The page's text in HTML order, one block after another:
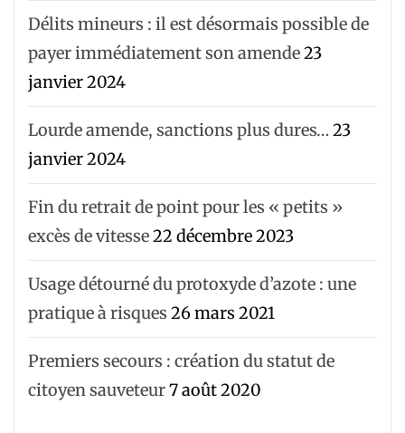
Délits mineurs : il est désormais possible de
payer immédiatement son amende23
janvier 2024
Lourde amende, sanctions plus dures… 23
janvier 2024
Fin du retrait de point pour les « petits »
excès de vitesse22 décembre 2023
Usage détourné du protoxyde d’azote : une
pratique à risques 26 mars 2021
Premiers secours : création du statut de
citoyen sauveteur7 août 2020